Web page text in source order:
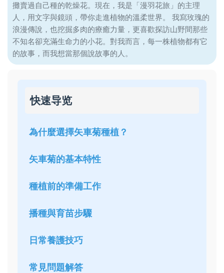
攤賣過自己種的乾燥花。現在，我是「漫羽花旅」的主理
人，用文字與鏡頭，帶你走進植物的溫柔世界。 我寫玫瑰的
浪漫傳說，也挖掘多肉的療癒力量，更喜歡探訪山野間那些
不知名卻充滿生命力的小花。對我而言，每一株植物都有它
的故事，而我想當那個說故事的人。
快速导览
為什麼選擇矢車菊種植？
矢車菊的基本特性
種植前的準備工作
播種與育苗步驟
日常養護技巧
常見問題解答